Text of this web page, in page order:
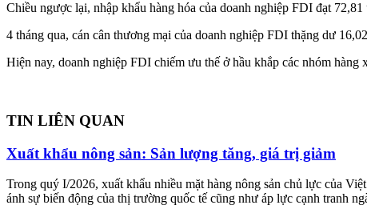
Chiều ngược lại, nhập khẩu hàng hóa của doanh nghiệp FDI đạt
4 tháng qua, cán cân thương mại của doanh nghiệp FDI thặng dư
Hiện nay, doanh nghiệp FDI chiếm ưu thế ở hầu khắp các nhóm
TIN LIÊN QUAN
Xuất khẩu nông sản: Sản lượng tăng, giá trị giảm
Trong quý I/2026, xuất khẩu nhiều mặt hàng nông sản chủ lực của
ánh sự biến động của thị trường quốc tế cũng như áp lực cạnh tranh